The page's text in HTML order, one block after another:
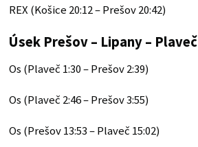
REX (Košice 20:12 – Prešov 20:42)
Úsek Prešov – Lipany – Plaveč
Os (Plaveč 1:30 – Prešov 2:39)
Os (Plaveč 2:46 – Prešov 3:55)
Os (Prešov 13:53 – Plaveč 15:02)